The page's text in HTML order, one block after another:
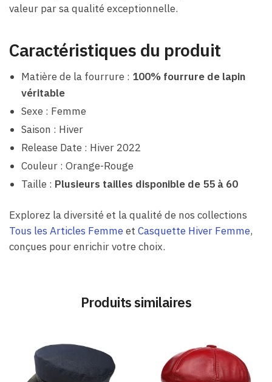
valeur par sa qualité exceptionnelle.
Caractéristiques du produit
Matière de la fourrure : 100% fourrure de lapin
véritable
Sexe : Femme
Saison : Hiver
Release Date : Hiver 2022
Couleur : Orange-Rouge
Taille : Plusieurs tailles disponible de 55 à 60
Explorez la diversité et la qualité de nos collections
Tous les Articles Femmeet Casquette Hiver Femme,
conçues pour enrichir votre choix.
Produits similaires